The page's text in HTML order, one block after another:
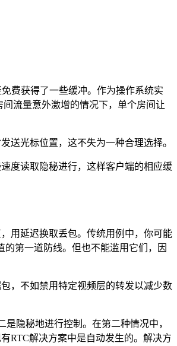
费获得了一些缓冲。作为操作系统实
流量意外激增的情况下，单个房间让
送光标位置，这不失为一种合理选择。
度读取隐秘进行，这样客户端的相应缓
用延迟换取丢包。传统用例中，你可能
第一道防线。但也不能滥用它们，因
，不如禁用特定视频层的转发以减少数
隐秘地进行控制。在第二种情况中，
RTC解决方案中是自动发生的。解决方